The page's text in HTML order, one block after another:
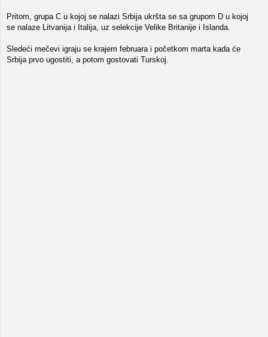
Pritom, grupa C u kojoj se nalazi Srbija ukršta se sa grupom D u kojoj
se nalaze Litvanija i Italija, uz selekcije Velike Britanije i Islanda.
Sledeći mečevi igraju se krajem februara i početkom marta kada će
Srbija prvo ugostiti, a potom gostovati Turskoj.